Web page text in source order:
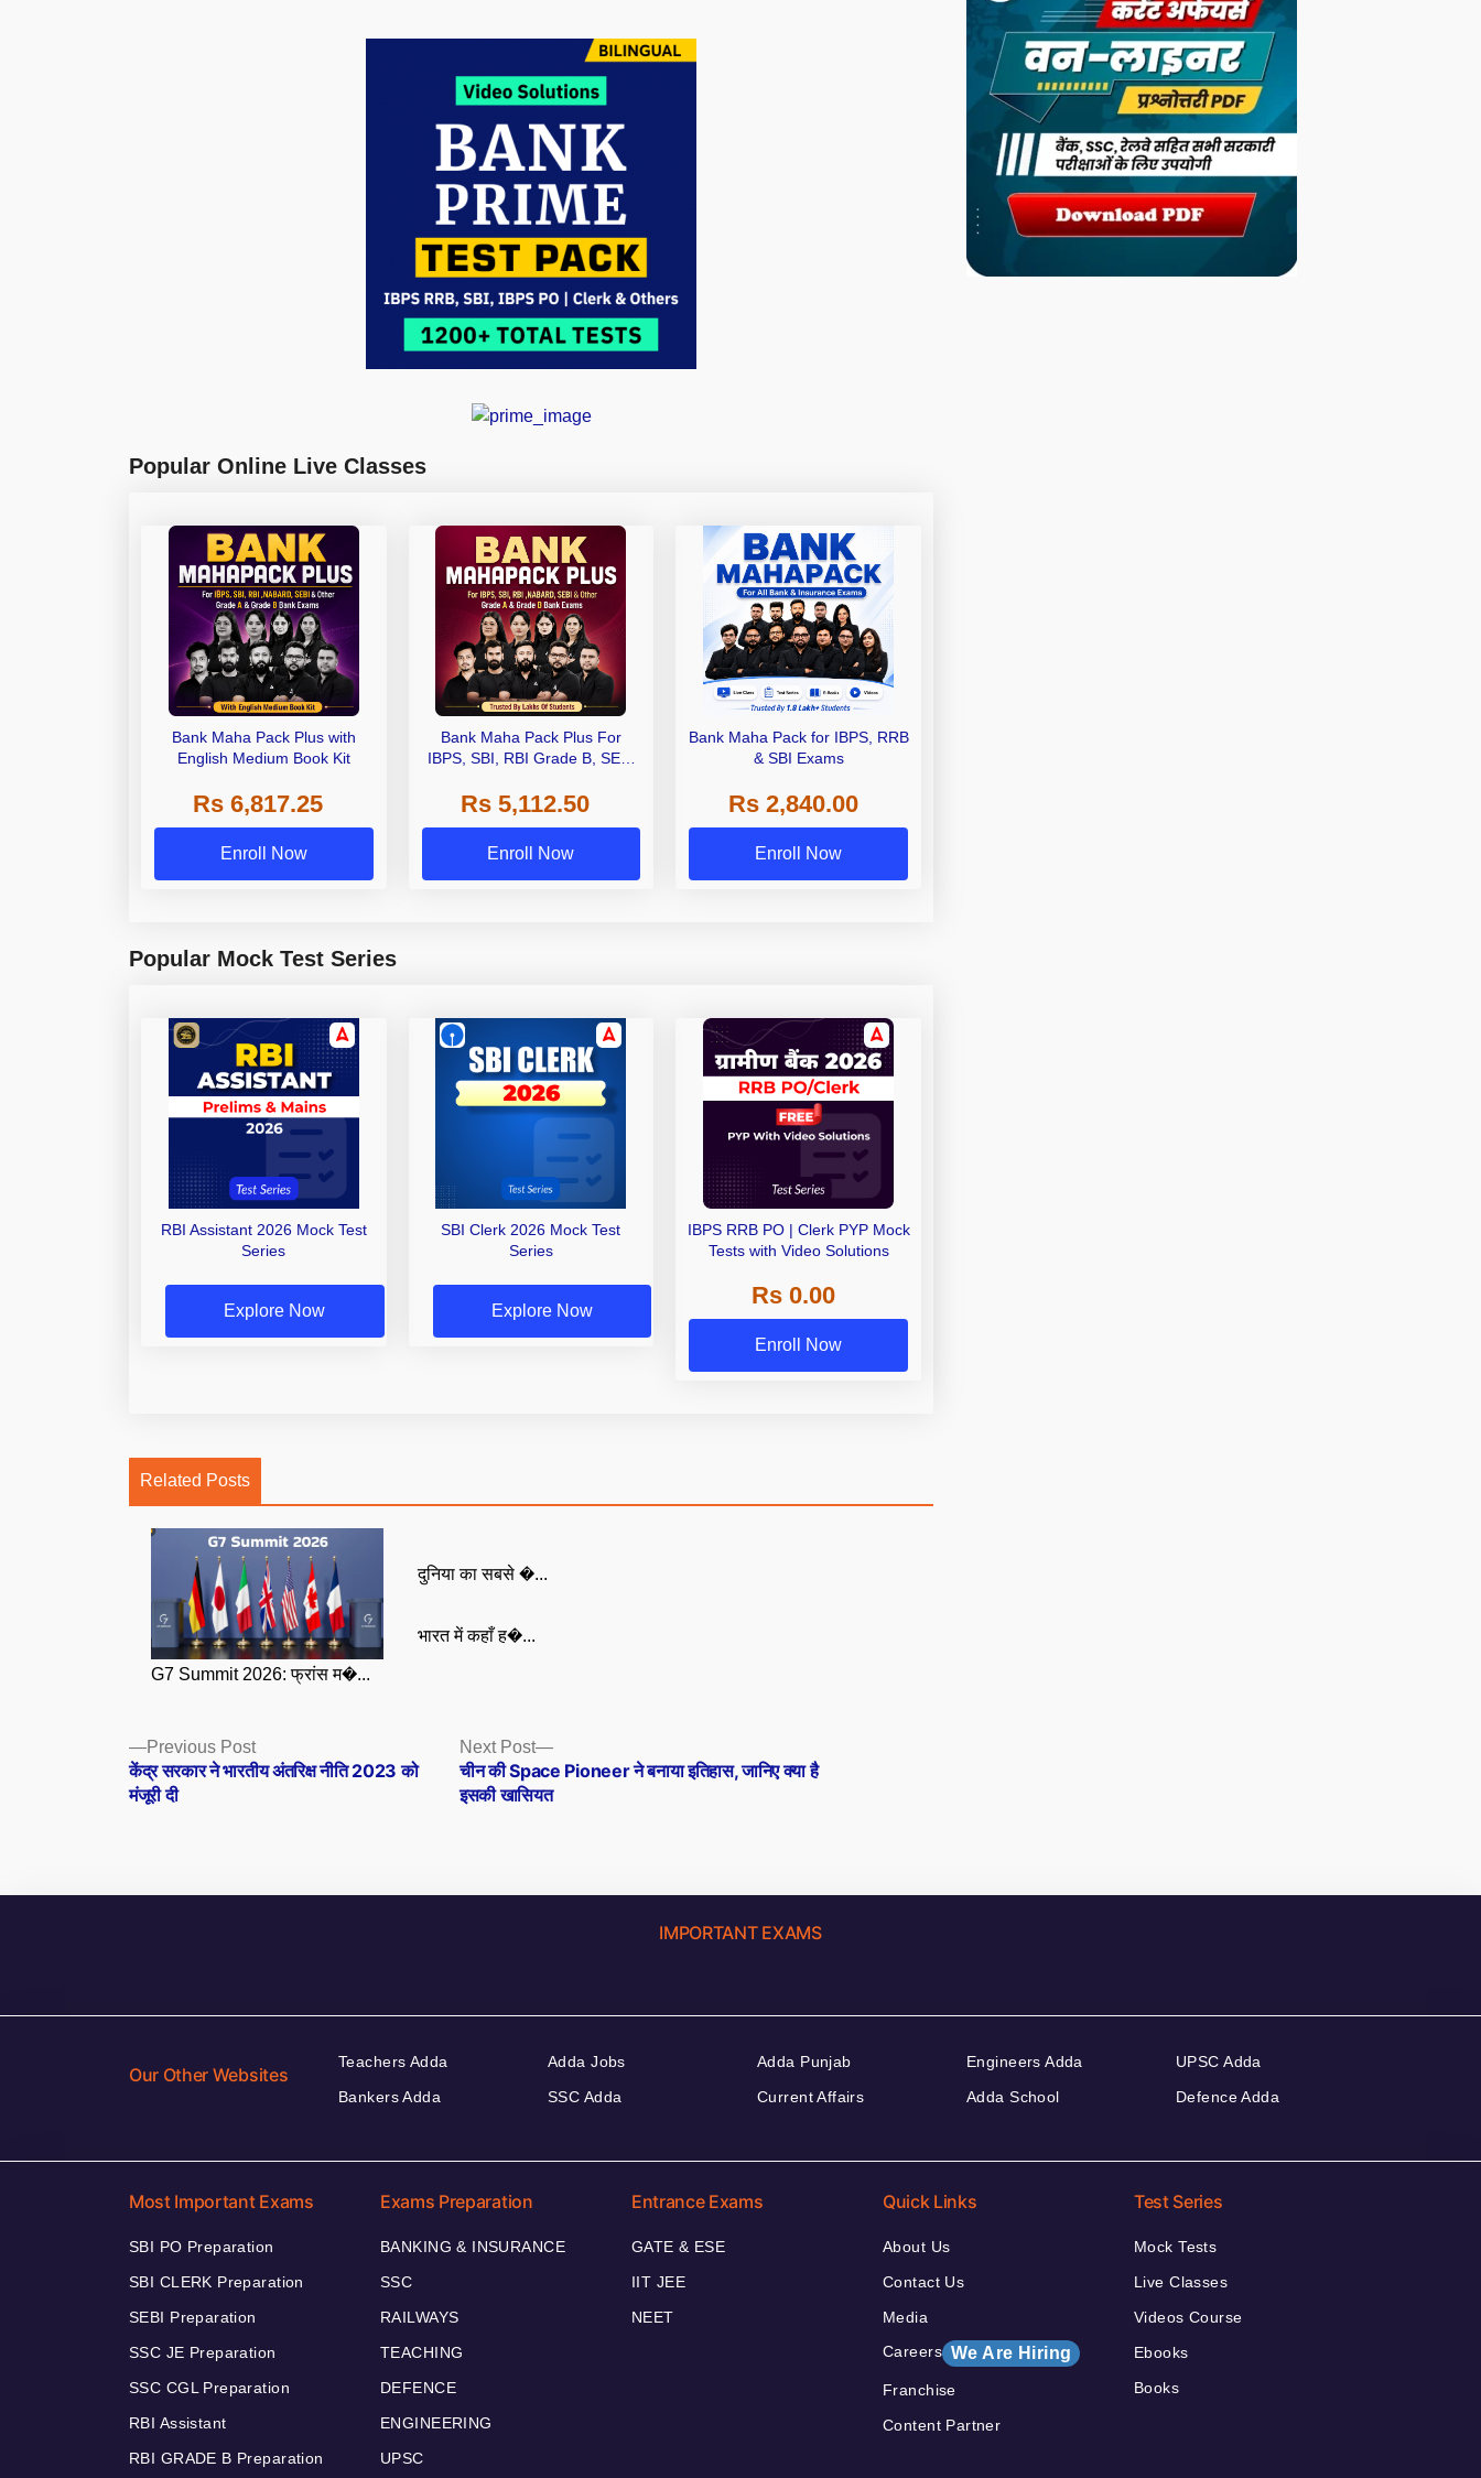
Popular Online Live Classes
Bank Maha Pack Plus with
English Medium Book Kit
Rs 6,817.25
Enroll Now
Bank Maha Pack Plus For
IBPS, SBI, RBI Grade B, SEBI
Other Grade A & Grade B Bank
Exams
Rs 5,112.50
Enroll Now
Bank Maha Pack for IBPS, RRB
& SBI Exams
Rs 2,840.00
Enroll Now
Popular Mock Test Series
RBI Assistant 2026 Mock Test
Series
Explore Now
SBI Clerk 2026 Mock Test
Series
Explore Now
IBPS RRB PO | Clerk PYP Mock
Tests with Video Solutions
Rs 0.00
Enroll Now
Related Posts
G7 Summit 2026: फ्रांस म�...
दुनिया का सबसे �...
भारत में कहाँ ह�...
Posts
navigation
Previous PostPrevious
post:
केंद्र सरकार ने भारतीय अंतरिक्ष नीति 2023 को
मंजूरी दी
Next Post
Next
post:
चीन की Space Pioneer ने बनाया इतिहास, जानिए क्या है
इसकी खासियत
IMPORTANT EXAMS
Our Other Websites
Teachers Adda
Bankers Adda
Adda Jobs
SSC Adda
Adda Punjab
Current Affairs
Engineers Adda
Adda School
UPSC Adda
Defence Adda
Most Important Exams
SBI PO Preparation
SBI CLERK Preparation
SEBI Preparation
SSC JE Preparation
SSC CGL Preparation
RBI Assistant
RBI GRADE B Preparation
Exams Preparation
BANKING & INSURANCE
SSC
RAILWAYS
TEACHING
DEFENCE
ENGINEERING
UPSC
Entrance Exams
GATE & ESE
IIT JEE
NEET
Quick Links
About Us
Contact Us
Media
Careers We Are Hiring
Franchise
Content Partner
Test Series
Mock Tests
Live Classes
Videos Course
Ebooks
Books